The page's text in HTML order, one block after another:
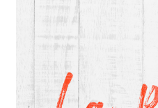
NOS BOUTIQUES